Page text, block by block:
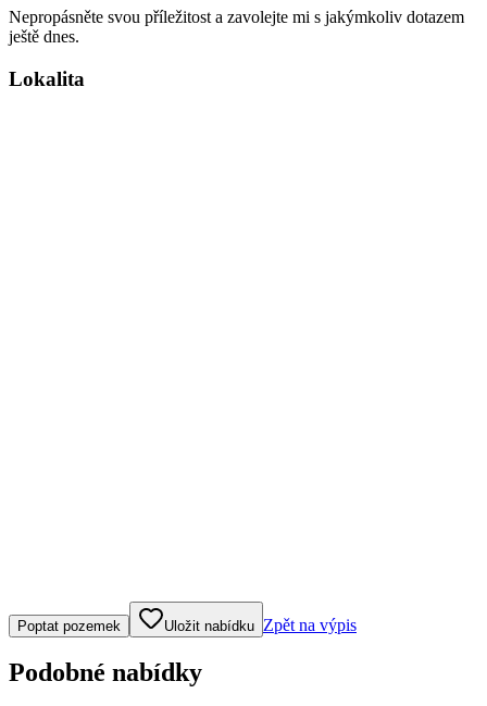
Nepropásněte svou příležitost a zavolejte mi s jakýmkoliv dotazem
ještě dnes.
Lokalita
Klepněte nebo klikněte pro ovládání mapy
Poptat pozemek Uložit nabídku Zpět na výpis
Podobné nabídky